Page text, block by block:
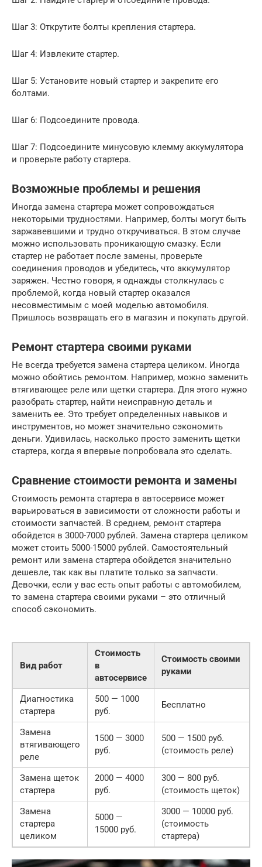
Шаг 3: Открутите болты крепления стартера.
Шаг 4: Извлеките стартер.
Шаг 5: Установите новый стартер и закрепите его
болтами.
Шаг 6: Подсоедините провода.
Шаг 7: Подсоедините минусовую клемму аккумулятора
и проверьте работу стартера.
Возможные проблемы и решения
Иногда замена стартера может сопровождаться
некоторыми трудностями. Например, болты могут быть
заржавевшими и трудно откручиваться. В этом случае
можно использовать проникающую смазку. Если
стартер не работает после замены, проверьте
соединения проводов и убедитесь, что аккумулятор
заряжен. Честно говоря, я однажды столкнулась с
проблемой, когда новый стартер оказался
несовместимым с моей моделью автомобиля.
Пришлось возвращать его в магазин и покупать другой.
Ремонт стартера своими руками
Не всегда требуется замена стартера целиком. Иногда
можно обойтись ремонтом. Например, можно заменить
втягивающее реле или щетки стартера. Для этого нужно
разобрать стартер, найти неисправную деталь и
заменить ее. Это требует определенных навыков и
инструментов, но может значительно сэкономить
деньги. Удивилась, насколько просто заменить щетки
стартера, когда я впервые попробовала это сделать.
Сравнение стоимости ремонта и замены
Стоимость ремонта стартера в автосервисе может
варьироваться в зависимости от сложности работы и
стоимости запчастей. В среднем, ремонт стартера
обойдется в 3000-7000 рублей. Замена стартера целиком
может стоить 5000-15000 рублей. Самостоятельный
ремонт или замена стартера обойдется значительно
дешевле, так как вы платите только за запчасти.
Девочки, если у вас есть опыт работы с автомобилем,
то замена стартера своими руками – это отличный
способ сэкономить.
Вид работ
Стоимость
в
автосервисе
Стоимость своими
руками
Диагностика
стартера
500 — 1000
руб.
Бесплатно
Замена
втягивающего
реле
1500 — 3000
руб.
500 — 1500 руб.
(стоимость реле)
Замена щеток
стартера
2000 — 4000
руб.
300 — 800 руб.
(стоимость щеток)
Замена
стартера
целиком
5000 —
15000 руб.
3000 — 10000 руб.
(стоимость
стартера)